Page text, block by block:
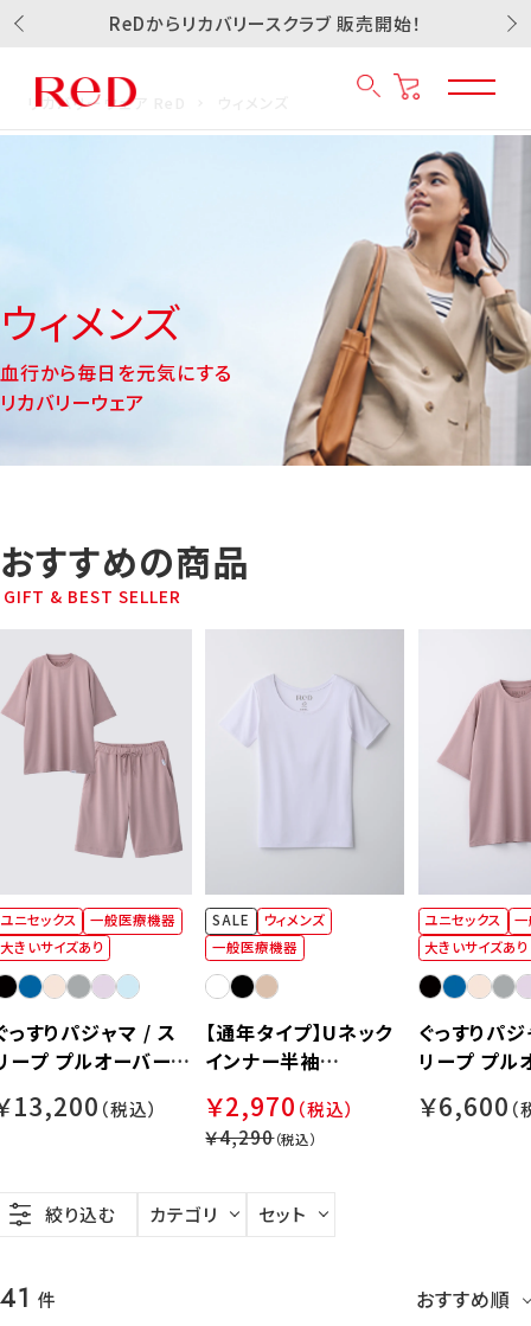
ReDからリカバリースクラブ 販売開始！
リカバリーウェア ReD
ウィメンズ
血行から毎日を元気にする
リカバリーウェア
おすすめの商品
GIFT & BEST SELLER
ユニセックス
一般医療機器
大きいサイズあり
っすりパジャマ / ス
ープ プルオーバー半
兼用】
13,200
SALE
ウィメンズ
一般医療機器
【通年タイプ】Uネック
インナー半袖
￥2,970
￥4,290
ユニセックス
大きいサイズあり
ぐっすりパ
リープ プル
￥6,600
絞り込む カテゴリ セット
41 件 おすすめ順